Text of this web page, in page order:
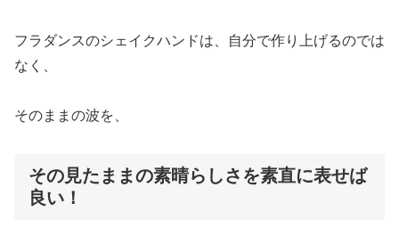
フラダンスのシェイクハンドは、自分で作り上げるのでは
なく、
そのままの波を、
その見たままの素晴らしさを素直に表せば
良い！